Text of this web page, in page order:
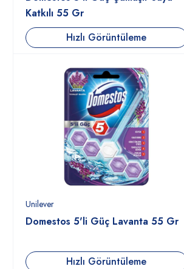
Katkılı 55 Gr
Hızlı Görüntüleme
Unilever
Domestos 5'li Güç Lavanta 55 Gr
Hızlı Görüntüleme